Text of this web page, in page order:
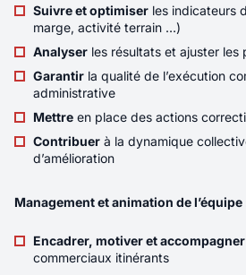
Développeur C/
d’expérience –
Localité
Rémunération
Suivre et optimiser les indicateurs
marge, activité terrain …)
Analyser les résultats et ajuster les
Garantir la qualité de l’exécution
administrative
Mettre en place des actions
Contribuer à la dynamique
d’amélioration
Management et animation de l’équipe
Encadrer, motiver et accompagner
commerciaux itinérants